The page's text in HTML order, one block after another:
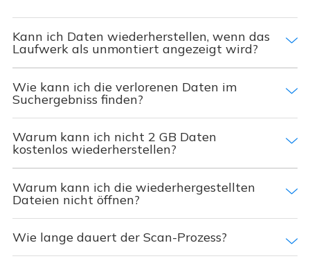
Kann ich Daten wiederherstellen, wenn das
Laufwerk als unmontiert angezeigt wird?
Wie kann ich die verlorenen Daten im
Suchergebniss finden?
Warum kann ich nicht 2 GB Daten
kostenlos wiederherstellen?
Warum kann ich die wiederhergestellten
Dateien nicht öffnen?
Wie lange dauert der Scan-Prozess?